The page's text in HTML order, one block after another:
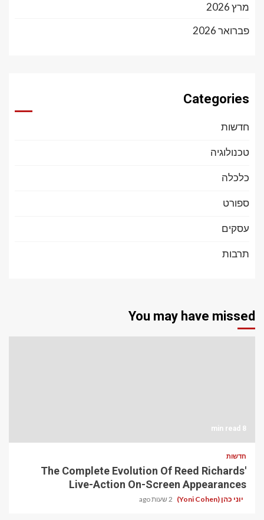
מרץ 2026
פברואר 2026
Categories
חדשות
טכנולוגיה
כלכלה
ספורט
עסקים
תרבות
You may have missed
8 min read
חדשות
The Complete Evolution Of Reed Richards'
Live-Action On-Screen Appearances
יוני כהן (Yoni Cohen) 2 שעות ago